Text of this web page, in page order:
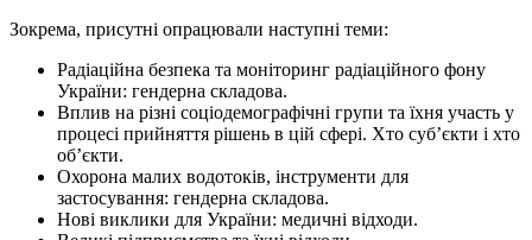
Зокрема, присутні опрацювали наступні теми:
Радіаційна безпека та моніторинг радіаційного фону
України: гендерна складова.
Вплив на різні соціодемографічні групи та їхня участь у
процесі прийняття рішень в цій сфері. Хто суб’єкти і хто
об’єкти.
Охорона малих водотоків, інструменти для
застосування: гендерна складова.
Нові виклики для України: медичні відходи.